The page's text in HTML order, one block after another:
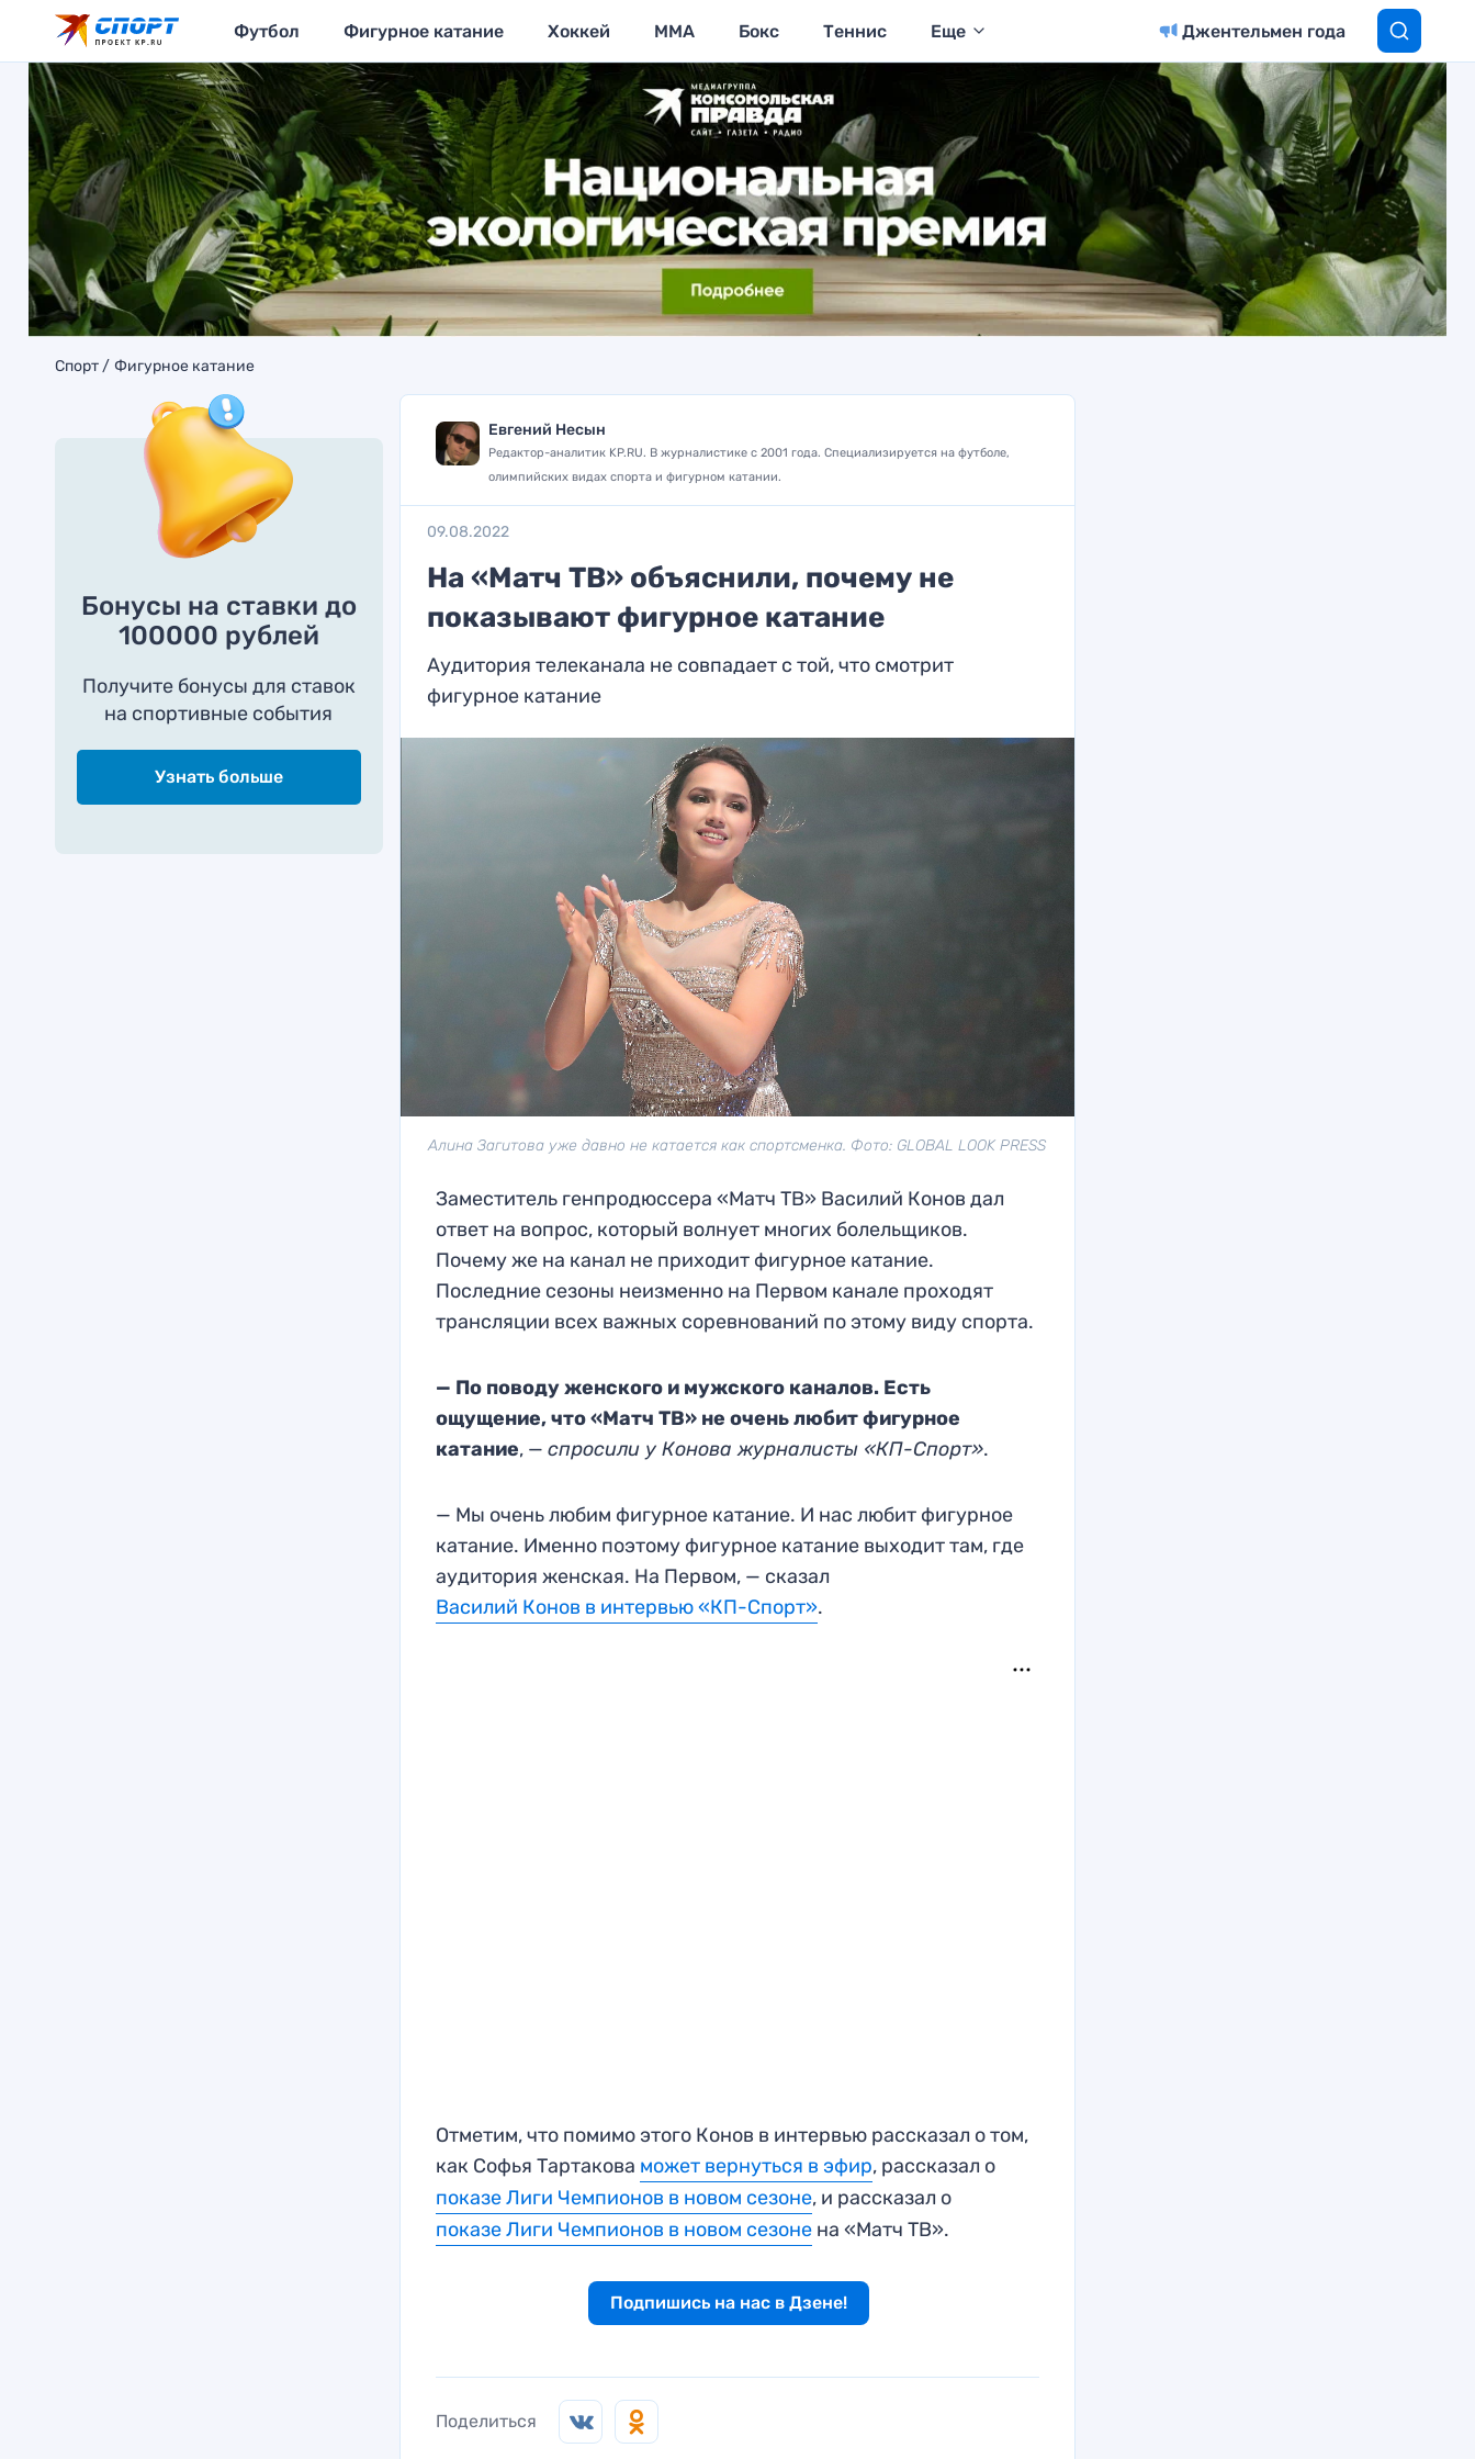
Футбол Фигурное катание Хоккей MMA Бокс Теннис Еще Джентельмен года
Спорт Фигурное катание
Бонусы на ставки до
100000 рублей
Получите бонусы для ставок
на спортивные события
Узнать больше
Евгений Несын
Редактор-аналитик KP.RU. В журналистике с 2001 года. Специализируется на футболе,
олимпийских видах спорта и фигурном катании.
09.08.2022
На «Матч ТВ» объяснили, почему не
показывают фигурное катание
Аудитория телеканала не совпадает с той, что смотрит
фигурное катание
Алина Загитова уже давно не катается как спортсменка. Фото: GLOBAL LOOK PRESS
Заместитель генпродюссера «Матч ТВ» Василий Конов дал
ответ на вопрос, который волнует многих болельщиков.
Почему же на канал не приходит фигурное катание.
Последние сезоны неизменно на Первом канале проходят
трансляции всех важных соревнований по этому виду спорта.
— По поводу женского и мужского каналов. Есть
ощущение, что «Матч ТВ» не очень любит фигурное
катание, —спросили у Конова журналисты «КП-Спорт».
— Мы очень любим фигурное катание. И нас любит фигурное
катание. Именно поэтому фигурное катание выходит там, где
аудитория женская. На Первом, — сказал
Василий Конов в интервью «КП-Спорт».
Отметим, что помимо этого Конов в интервью рассказал о том,
как Софья Тартакова может вернуться в эфир, рассказал о
показе Лиги Чемпионов в новом сезоне, и рассказал о
показе Лиги Чемпионов в новом сезоне на «Матч ТВ».
Подпишись на нас в Дзене!
Поделиться